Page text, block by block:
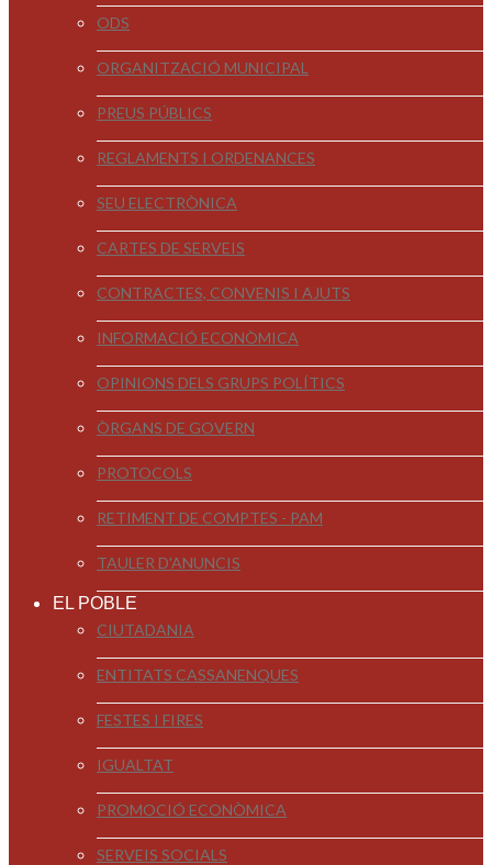
ODS
ORGANITZACIÓ MUNICIPAL
PREUS PÚBLICS
REGLAMENTS I ORDENANCES
SEU ELECTRÒNICA
CARTES DE SERVEIS
CONTRACTES, CONVENIS I AJUTS
INFORMACIÓ ECONÒMICA
OPINIONS DELS GRUPS POLÍTICS
ÒRGANS DE GOVERN
PROTOCOLS
RETIMENT DE COMPTES - PAM
TAULER D'ANUNCIS
EL POBLE
CIUTADANIA
ENTITATS CASSANENQUES
FESTES I FIRES
IGUALTAT
PROMOCIÓ ECONÒMICA
SERVEIS SOCIALS